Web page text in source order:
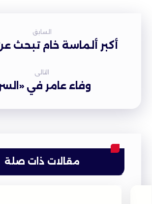
السابق
أكبر ألماسة خام تبحث
التالى
وفاء عامر في
مقالات ذات صلة